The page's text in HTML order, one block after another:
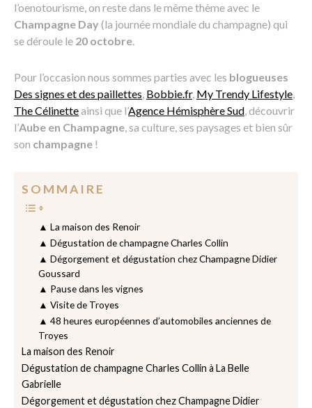
l’oenotourisme, on reste dans le même thème avec le
Champagne Day (la journée mondiale du champagne) qui
se déroule le 20 octobre.
Pour l’occasion nous sommes parties avec les blogueuses
Des signes et des paillettes, Bobbie.fr, My Trendy Lifestyle,
The Célinetteainsi que l’Agence Hémisphère Sud, découvrir
l’Aube en Champagne, sa culture, ses paysages et bien sûr
son champagne !
S O M M A I R E
▲ La maison des Renoir
▲ Dégustation de champagne Charles Collin
▲ Dégorgement et dégustation chez Champagne Didier
Goussard
▲ Pause dans les vignes
▲ Visite de Troyes
▲ 48 heures européennes d’automobiles anciennes de
Troyes
La maison des Renoir
Dégustation de champagne Charles Collin à La Belle
Gabrielle
Dégorgement et dégustation chez Champagne Didier